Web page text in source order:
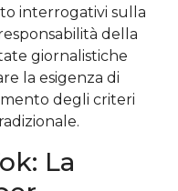
interrogativi sulla
della
giornalistiche
la esigenza di
degli criteri
La